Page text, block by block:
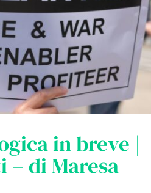
in breve |
di Maresa